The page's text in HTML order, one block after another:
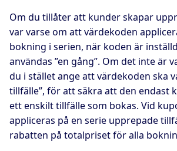
Om du tillåter att kunder skapar
var varse om att värdekoden
bokning i serien, när koden är
användas ”en gång”. Om det inte är
du i stället ange att värdekoden ska
tillfälle”, för att säkra att den endast
ett enskilt tillfälle som bokas. Vid
appliceras på en serie upprepade
rabatten på totalpriset för alla